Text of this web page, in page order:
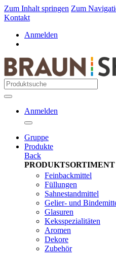
Zum Inhalt springen Zum
Kontakt
Anmelden
Anmelden
Gruppe
Produkte
Back
PRODUKTSORTIMENT
Feinbackmittel
Füllungen
Sahnestandmittel
Gelier- und
Glasuren
Keksspezialitäten
Aromen
Dekore
Zubehör